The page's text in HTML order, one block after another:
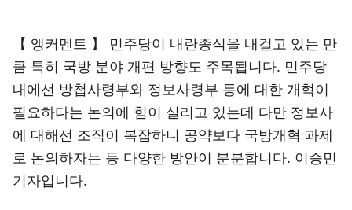
【 앵커멘트 】 민주당이 내란종식을 내걸고 있는 만
큼 특히 국방 분야 개편 방향도 주목됩니다. 민주당
내에선 방첩사령부와 정보사령부 등에 대한 개혁이
필요하다는 논의에 힘이 실리고 있는데 다만 정보사
에 대해선 조직이 복잡하니 공약보다 국방개혁 과제
로 논의하자는 등 다양한 방안이 분분합니다. 이승민
기자입니다.